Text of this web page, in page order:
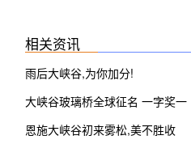
相关资讯
雨后大峡谷,为你加分!
大峡谷玻璃桥全球征名 一字奖一
万/张家界多部门联合整治农村道路
恩施大峡谷初来雾松,美不胜收